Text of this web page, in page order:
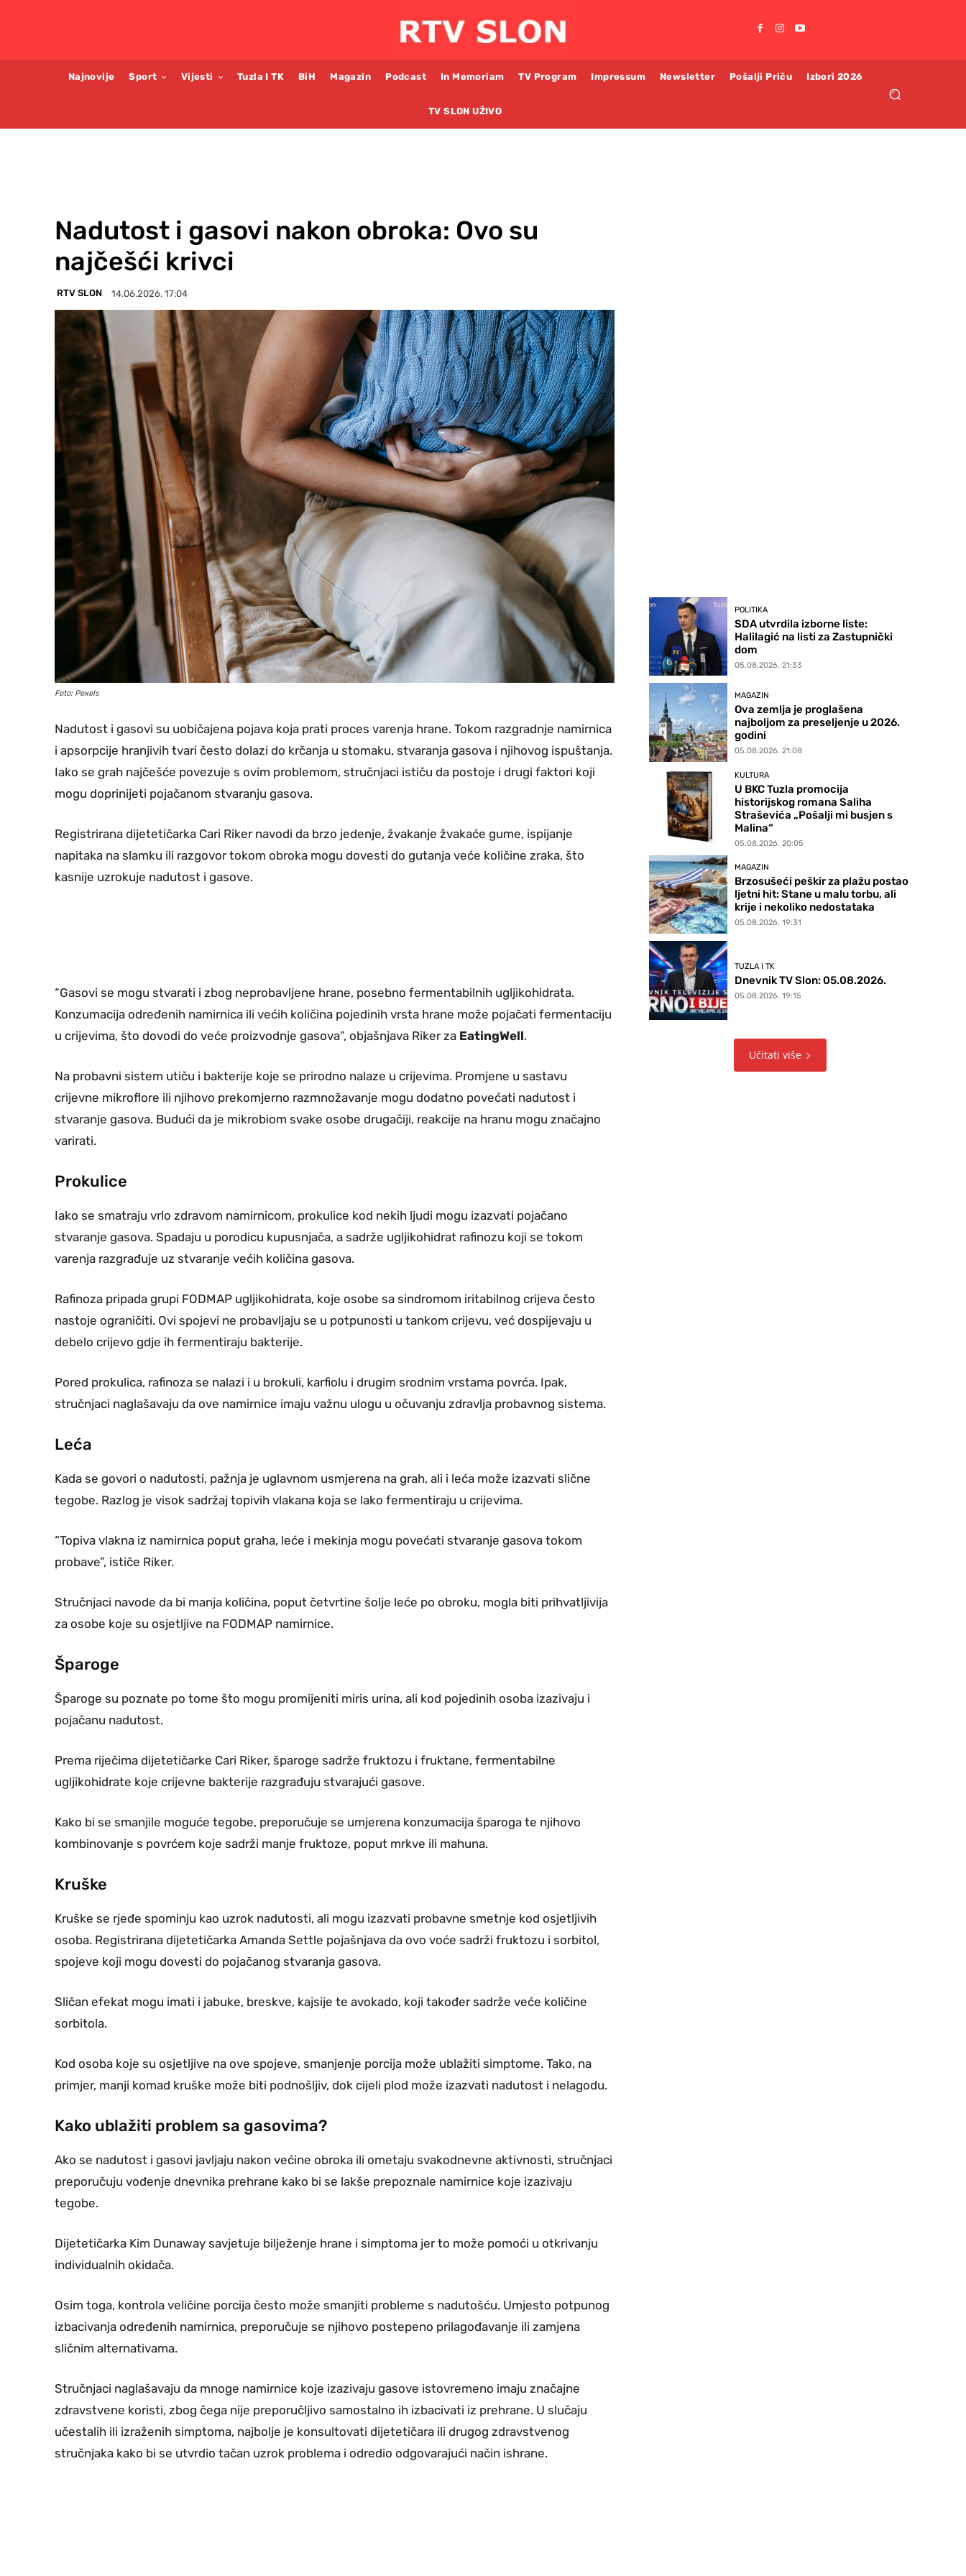
Najnovije Sport Vijesti Tuzla I TK BiH Magazin Podcast In Memoriam TV Program Impressum Newsletter Pošalji Priču Izbori 2026
TV SLON UŽIVO
Nadutost i gasovi nakon obroka: Ovo su
najčešći krivci
RTV SLON 14.06.2026. 17:04
Foto: Pexels
Nadutost i gasovi su uobičajena pojava koja prati proces varenja hrane. Tokom razgradnje namirnica
i apsorpcije hranjivih tvari često dolazi do krčanja u stomaku, stvaranja gasova i njihovog ispuštanja.
Iako se grah najčešće povezuje s ovim problemom, stručnjaci ističu da postoje i drugi faktori koji
mogu doprinijeti pojačanom stvaranju gasova.
Registrirana dijetetičarka Cari Riker navodi da brzo jedenje, žvakanje žvakaće gume, ispijanje
napitaka na slamku ili razgovor tokom obroka mogu dovesti do gutanja veće količine zraka, što
kasnije uzrokuje nadutost i gasove.
“Gasovi se mogu stvarati i zbog neprobavljene hrane, posebno fermentabilnih ugljikohidrata.
Konzumacija određenih namirnica ili većih količina pojedinih vrsta hrane može pojačati fermentaciju
u crijevima, što dovodi do veće proizvodnje gasova”, objašnjava Riker za EatingWell.
Na probavni sistem utiču i bakterije koje se prirodno nalaze u crijevima. Promjene u sastavu
crijevne mikroflore ili njihovo prekomjerno razmnožavanje mogu dodatno povećati nadutost i
stvaranje gasova. Budući da je mikrobiom svake osobe drugačiji, reakcije na hranu mogu značajno
varirati.
Prokulice
Iako se smatraju vrlo zdravom namirnicom, prokulice kod nekih ljudi mogu izazvati pojačano
stvaranje gasova. Spadaju u porodicu kupusnjača, a sadrže ugljikohidrat rafinozu koji se tokom
varenja razgrađuje uz stvaranje većih količina gasova.
Rafinoza pripada grupi FODMAP ugljikohidrata, koje osobe sa sindromom iritabilnog crijeva često
nastoje ograničiti. Ovi spojevi ne probavljaju se u potpunosti u tankom crijevu, već dospijevaju u
debelo crijevo gdje ih fermentiraju bakterije.
Pored prokulica, rafinoza se nalazi i u brokuli, karfiolu i drugim srodnim vrstama povrća. Ipak,
stručnjaci naglašavaju da ove namirnice imaju važnu ulogu u očuvanju zdravlja probavnog sistema.
Leća
Kada se govori o nadutosti, pažnja je uglavnom usmjerena na grah, ali i leća može izazvati slične
tegobe. Razlog je visok sadržaj topivih vlakana koja se lako fermentiraju u crijevima.
“Topiva vlakna iz namirnica poput graha, leće i mekinja mogu povećati stvaranje gasova tokom
probave”, ističe Riker.
Stručnjaci navode da bi manja količina, poput četvrtine šolje leće po obroku, mogla biti prihvatljivija
za osobe koje su osjetljive na FODMAP namirnice.
Šparoge
Šparoge su poznate po tome što mogu promijeniti miris urina, ali kod pojedinih osoba izazivaju i
pojačanu nadutost.
Prema riječima dijetetičarke Cari Riker, šparoge sadrže fruktozu i fruktane, fermentabilne
ugljikohidrate koje crijevne bakterije razgrađuju stvarajući gasove.
Kako bi se smanjile moguće tegobe, preporučuje se umjerena konzumacija šparoga te njihovo
kombinovanje s povrćem koje sadrži manje fruktoze, poput mrkve ili mahuna.
Kruške
Kruške se rjeđe spominju kao uzrok nadutosti, ali mogu izazvati probavne smetnje kod osjetljivih
osoba. Registrirana dijetetičarka Amanda Settle pojašnjava da ovo voće sadrži fruktozu i sorbitol,
spojeve koji mogu dovesti do pojačanog stvaranja gasova.
Sličan efekat mogu imati i jabuke, breskve, kajsije te avokado, koji također sadrže veće količine
sorbitola.
Kod osoba koje su osjetljive na ove spojeve, smanjenje porcija može ublažiti simptome. Tako, na
primjer, manji komad kruške može biti podnošljiv, dok cijeli plod može izazvati nadutost i nelagodu.
Kako ublažiti problem sa gasovima?
Ako se nadutost i gasovi javljaju nakon većine obroka ili ometaju svakodnevne aktivnosti, stručnjaci
preporučuju vođenje dnevnika prehrane kako bi se lakše prepoznale namirnice koje izazivaju
tegobe.
Dijetetičarka Kim Dunaway savjetuje bilježenje hrane i simptoma jer to može pomoći u otkrivanju
individualnih okidača.
Osim toga, kontrola veličine porcija često može smanjiti probleme s nadutošću. Umjesto potpunog
izbacivanja određenih namirnica, preporučuje se njihovo postepeno prilagođavanje ili zamjena
sličnim alternativama.
Stručnjaci naglašavaju da mnoge namirnice koje izazivaju gasove istovremeno imaju značajne
zdravstvene koristi, zbog čega nije preporučljivo samostalno ih izbacivati iz prehrane. U slučaju
učestalih ili izraženih simptoma, najbolje je konsultovati dijetetičara ili drugog zdravstvenog
stručnjaka kako bi se utvrdio tačan uzrok problema i odredio odgovarajući način ishrane.
POLITIKA
SDA utvrdila izborne liste:
Halilagić na listi za Zastupnički
dom
05.08.2026. 21:33
MAGAZIN
Ova zemlja je proglašena
najboljom za preseljenje u 2026.
godini
05.08.2026. 21:08
KULTURA
U BKC Tuzla promocija
historijskog romana Saliha
Straševića „Pošalji mi busjen s
Malina“
05.08.2026. 20:05
MAGAZIN
Brzosušeći peškir za plažu postao
ljetni hit: Stane u malu torbu, ali
krije i nekoliko nedostataka
05.08.2026. 19:31
TUZLA I TK
Dnevnik TV Slon: 05.08.2026.
05.08.2026. 19:15
Učitati više